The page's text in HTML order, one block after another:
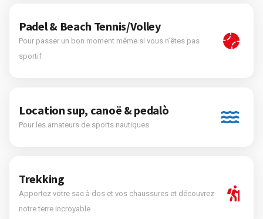
Padel & Beach Tennis/Volley
Pour passer un bon moment même si vous n’êtes pas
sportif
Location sup, canoë & pedalò
Pour les amateurs de sports nautiques
Trekking
Apportez votre sac à dos et vos chaussures et découvrez
notre terre incroyable